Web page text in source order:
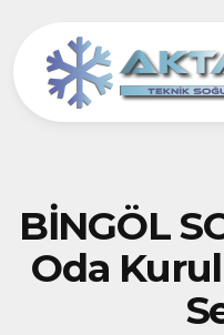
BİNGÖL
Oda